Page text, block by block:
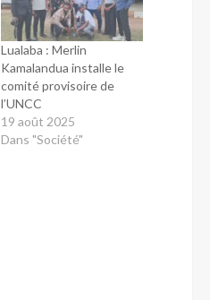
Lualaba : Merlin
Kamalandua installe le
comité provisoire de
l’UNCC
19 août 2025
Dans "Société"